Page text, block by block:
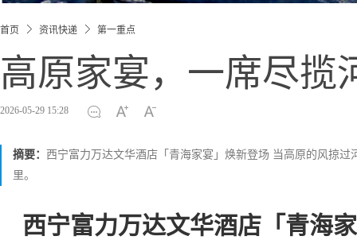
首页 资讯快递 第一重点
高原家宴，一席尽揽
2026-05-29 15:28
摘要： 西宁富力万达文华酒店「青海家宴」焕新登场 当高原的风掠
里。
西宁富力万达文华酒店「青海